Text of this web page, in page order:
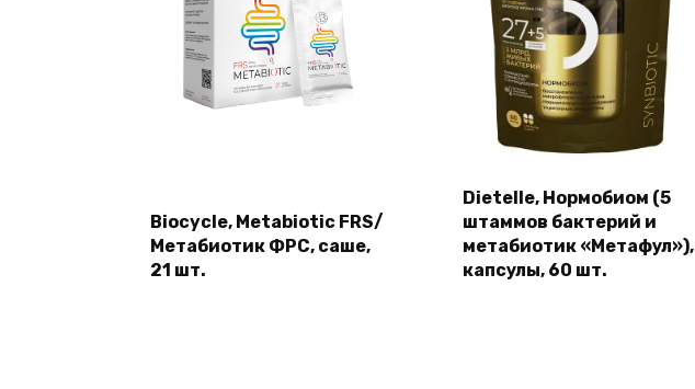
Biocycle, Metabiotic FRS/
Метабиотик ФРС, саше,
21 шт.
Dietelle, Нормобиом (5
штаммов бактерий и
метабиотик «Метафул»),
капсулы, 60 шт.